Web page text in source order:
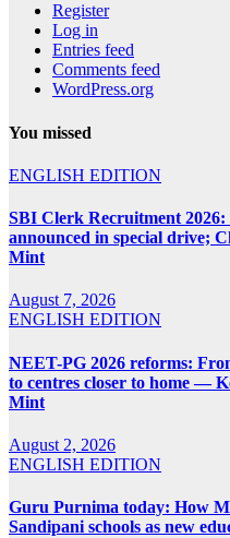
Register
Log in
Entries feed
Comments feed
WordPress.org
You missed
ENGLISH EDITION
SBI Clerk Recruitment 2026:
announced in special drive;
Mint
August 7, 2026
ENGLISH EDITION
NEET-PG 2026 reforms:
to centres closer to home —
Mint
August 2, 2026
ENGLISH EDITION
Guru Purnima today: How
Sandipani schools as new